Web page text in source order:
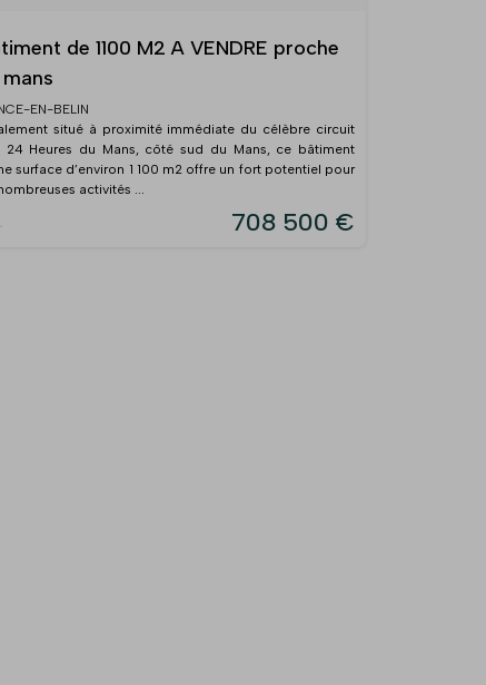
de 1100 M2 A VENDRE proche
mans
EN-BELIN
situé à proximité immédiate du célèbre circuit
24 Heures du Mans, côté sud du Mans, ce bâtiment
surface d’environ 1 100 m2 offre un fort potentiel pour
activités ...
708 500 €